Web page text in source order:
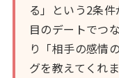
る」という2条
目のデートでつ
り「相手の感情
グを教えてくれ